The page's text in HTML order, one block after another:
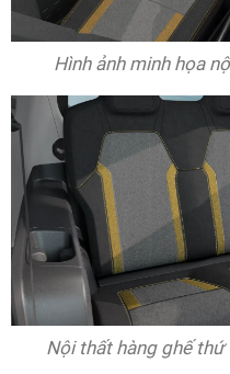
Hình ảnh minh họa
Nội thất hàng ghế